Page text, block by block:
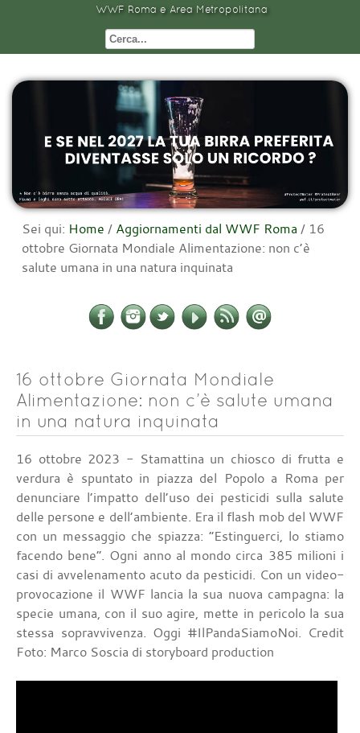
WWF Roma e Area Metropolitana
Sei qui: Home / Aggiornamenti dal WWF Roma / 16
ottobre Giornata Mondiale Alimentazione: non c’è
salute umana in una natura inquinata
16 ottobre Giornata Mondiale
Alimentazione: non c’è salute umana
in una natura inquinata
16 ottobre 2023 - Stamattina un chiosco di frutta e
verdura è spuntato in piazza del Popolo a Roma per
denunciare l’impatto dell’uso dei pesticidi sulla salute
delle persone e dell’ambiente. Era il flash mob del WWF
con un messaggio che spiazza: “Estinguerci, lo stiamo
facendo bene”. Ogni anno al mondo circa 385 milioni i
casi di avvelenamento acuto da pesticidi. Con un video-
provocazione il WWF lancia la sua nuova campagna: la
specie umana, con il suo agire, mette in pericolo la sua
stessa sopravvivenza. Oggi #IlPandaSiamoNoi. Credit
Foto: Marco Soscia di storyboard production